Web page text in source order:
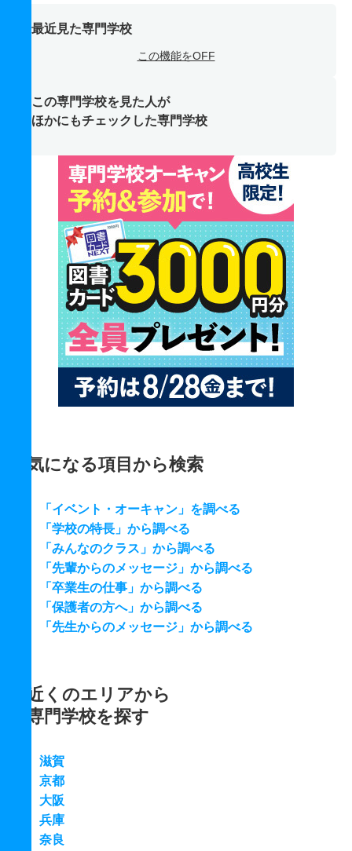
最近見た専門学校
この機能をOFF
この専門学校を見た人が
ほかにもチェックした専門学校
気になる項目から検索
「イベント・オーキャン」を調べる
「学校の特長」から調べる
「みんなのクラス」から調べる
「先輩からのメッセージ」から調べる
「卒業生の仕事」から調べる
「保護者の方へ」から調べる
「先生からのメッセージ」から調べる
近くのエリアから
専門学校を探す
滋賀
京都
大阪
兵庫
奈良